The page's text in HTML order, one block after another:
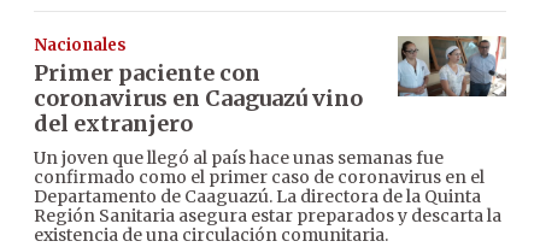
Nacionales
Primer paciente con
coronavirus en Caaguazú vino
del extranjero
Un joven que llegó al país hace unas semanas fue
confirmado como el primer caso de coronavirus en el
Departamento de Caaguazú. La directora de la Quinta
Región Sanitaria asegura estar preparados y descarta la
existencia de una circulación comunitaria.